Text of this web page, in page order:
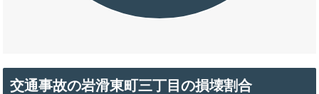
交通事故の岩滑東町三丁目の損壊割合